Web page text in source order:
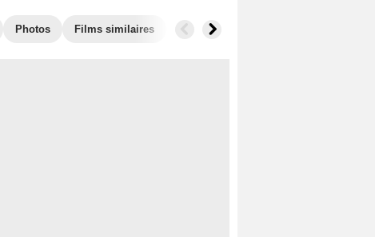
Photos Films similaires